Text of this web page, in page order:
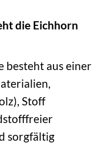
die Eichhorn
besteht aus einer
Stoff
sorgfältig